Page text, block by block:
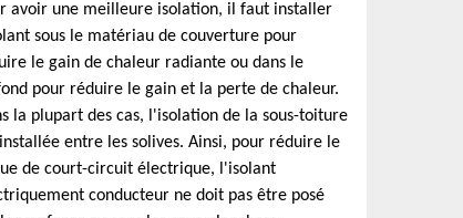
avoir une meilleure isolation, il faut installer
sous le matériau de couverture pour
le gain de chaleur radiante ou dans le
pour réduire le gain et la perte de chaleur.
la plupart des cas, l'isolation de la sous-toiture
entre les solives. Ainsi, pour réduire le
de court-circuit électrique, l'isolant
conducteur ne doit pas être posé